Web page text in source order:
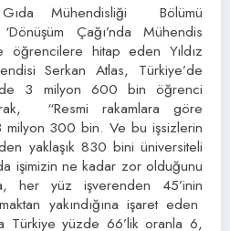
Gıda Mühendisliği Bölümü
Çağı’nda Mühendis
öğrencilere hitap eden Yıldız
Serkan Atlas, Türkiye’de
3 milyon 600 bin öğrenci
“Resmi rakamlara göre
milyon 300 bin. Ve bu işsizlerin
yaklaşık 830 bini üniversiteli
işimizin ne kadar zor olduğunu
her yüz işverenden 45’inin
yakındığına işaret eden
Türkiye yüzde 66’lik oranla 6,